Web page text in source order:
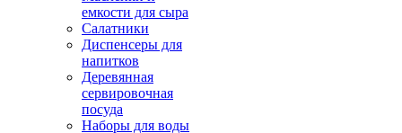
емкости для сыра
Салатники
Диспенсеры для
напитков
Деревянная
сервировочная
посуда
Наборы для воды